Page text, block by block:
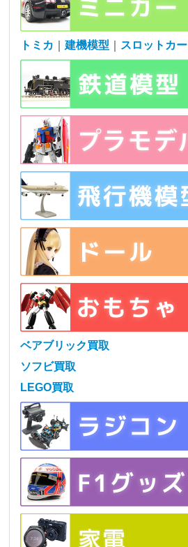
トミカ ｜建機模型 スロットカー
ベアブリック買取
ソフビ買取
LEGO買取